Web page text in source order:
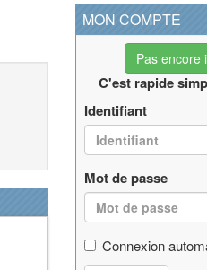
MON COMPTE
Pas encore
C'est rapide
Identifiant
Mot de passe
Connexion